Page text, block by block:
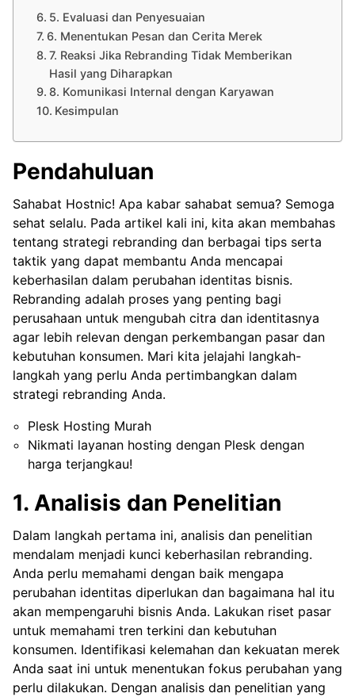
5. Evaluasi dan Penyesuaian
6. Menentukan Pesan dan Cerita Merek
7. Reaksi Jika Rebranding Tidak Memberikan
Hasil yang Diharapkan
8. Komunikasi Internal dengan Karyawan
Kesimpulan
Pendahuluan
Sahabat Hostnic! Apa kabar sahabat semua? Semoga
sehat selalu. Pada artikel kali ini, kita akan membahas
tentang strategi rebranding dan berbagai tips serta
taktik yang dapat membantu Anda mencapai
keberhasilan dalam perubahan identitas bisnis.
Rebranding adalah proses yang penting bagi
perusahaan untuk mengubah citra dan identitasnya
agar lebih relevan dengan perkembangan pasar dan
kebutuhan konsumen. Mari kita jelajahi langkah-
langkah yang perlu Anda pertimbangkan dalam
strategi rebranding Anda.
Plesk Hosting Murah
Nikmati layanan hosting dengan Plesk dengan
harga terjangkau!
1. Analisis dan Penelitian
Dalam langkah pertama ini, analisis dan penelitian
mendalam menjadi kunci keberhasilan rebranding.
Anda perlu memahami dengan baik mengapa
perubahan identitas diperlukan dan bagaimana hal itu
akan mempengaruhi bisnis Anda. Lakukan riset pasar
untuk memahami tren terkini dan kebutuhan
konsumen. Identifikasi kelemahan dan kekuatan merek
Anda saat ini untuk menentukan fokus perubahan yang
perlu dilakukan. Dengan analisis dan penelitian yang